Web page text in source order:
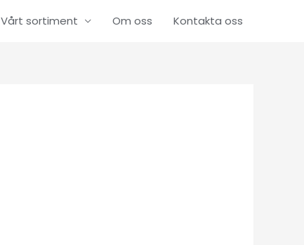
Vårt sortiment Om oss Kontakta oss